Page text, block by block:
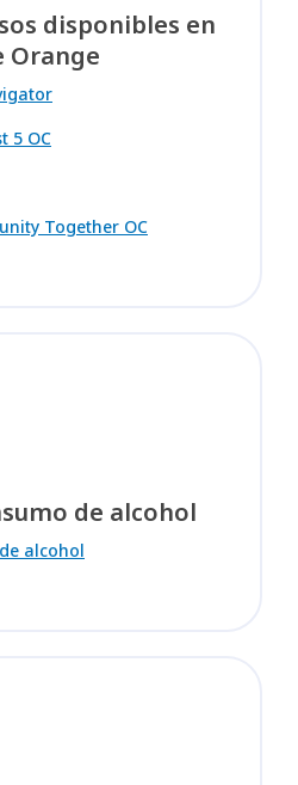
disponibles en
Orange
5 OC
Together OC
de alcohol
alcohol